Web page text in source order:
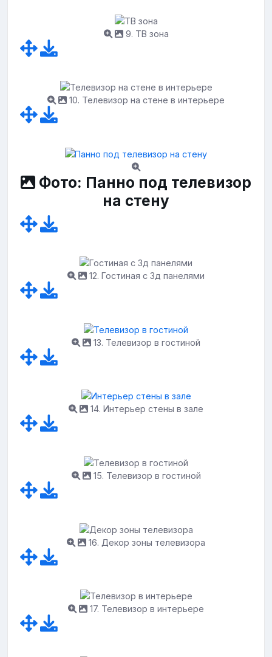
9. ТВ зона
10. Телевизор на стене в интерьере
Фото: Панно под телевизор
на стену
12. Гостиная с 3д панелями
13. Телевизор в гостиной
14. Интерьер стены в зале
15. Телевизор в гостиной
16. Декор зоны телевизора
17. Телевизор в интерьере